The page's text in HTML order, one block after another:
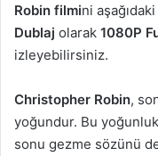
Robin filmini
Dublaj olarak 1080P
izleyebilirsiniz.
Christopher Robin,
yoğundur. Bu
sonu gezme sözünü